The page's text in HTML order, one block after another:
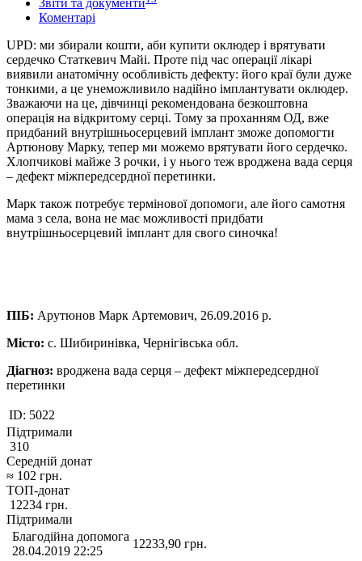
Коментарі
UPD: ми збирали кошти, аби купити оклюдер і врятувати
сердечко Статкевич Майі. Проте під час операції лікарі
виявили анатомічну особливість дефекту: його краї були дуже
тонкими, а це унеможливило надійно імплантувати оклюдер.
Зважаючи на це, дівчинці рекомендована безкоштовна
операція на відкритому серці. Тому за проханням ОД, вже
придбаний внутрішньосерцевий імплант зможе допомогти
Артюнову Марку, тепер ми можемо врятувати його сердечко.
Хлопчикові майже 3 рочки, і у нього теж вроджена вада серця
– дефект міжпередсердної перетинки.
Марк також потребує термінової допомоги, але його самотня
мама з села, вона не має можливості придбати
внутрішньосерцевий імплант для свого синочка!
ПІБ: Арутюнов Марк Артемович, 26.09.2016 р.
Місто: с. Шибиринівка, Чернігівська обл.
Діагноз: вроджена вада серця – дефект міжпередсердної
перетинки
ID: 5022
Підтримали
310
Середній донат
≈ 102 грн.
ТОП-донат
12234 грн.
Підтримали
Благодійна допомога
28.04.2019 22:25
12233,90 грн.